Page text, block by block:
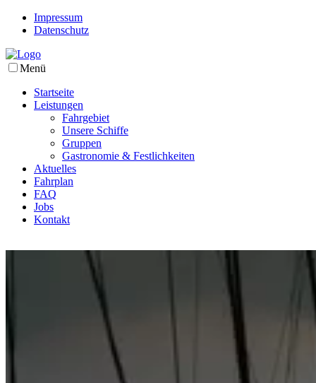
Impressum
Datenschutz
Menü
Startseite
Leistungen
Fahrgebiet
Unsere Schiffe
Gruppen
Gastronomie & Festlichkeiten
Aktuelles
Fahrplan
FAQ
Jobs
Kontakt